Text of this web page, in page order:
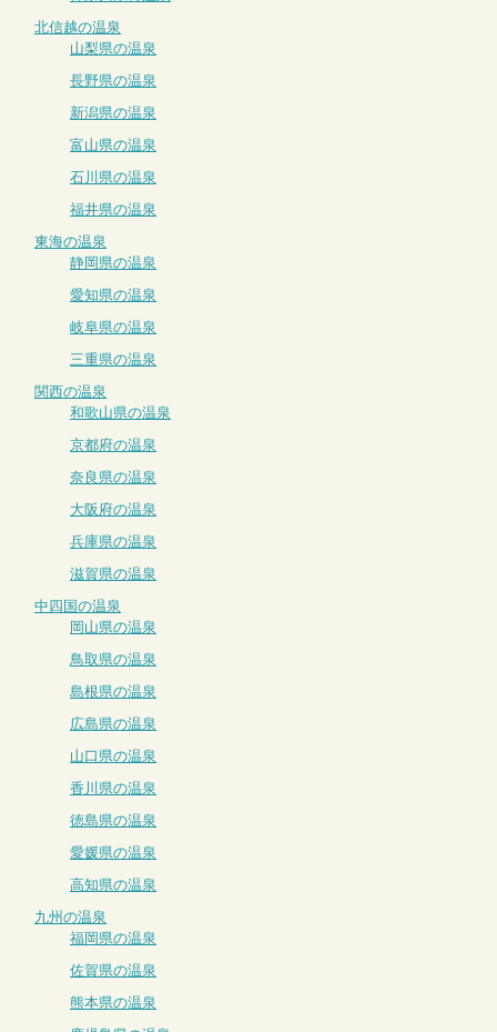
北信越の温泉
山梨県の温泉
長野県の温泉
新潟県の温泉
富山県の温泉
石川県の温泉
福井県の温泉
東海の温泉
静岡県の温泉
愛知県の温泉
岐阜県の温泉
三重県の温泉
関西の温泉
和歌山県の温泉
京都府の温泉
奈良県の温泉
大阪府の温泉
兵庫県の温泉
滋賀県の温泉
中四国の温泉
岡山県の温泉
鳥取県の温泉
島根県の温泉
広島県の温泉
山口県の温泉
香川県の温泉
徳島県の温泉
愛媛県の温泉
高知県の温泉
九州の温泉
福岡県の温泉
佐賀県の温泉
熊本県の温泉